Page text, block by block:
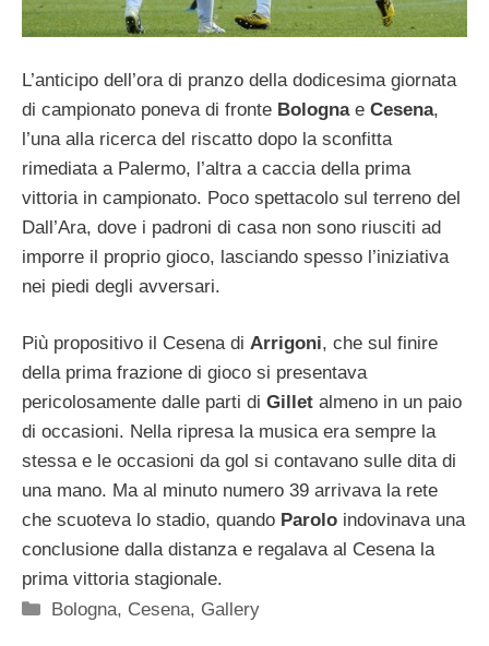
L’anticipo dell’ora di pranzo della dodicesima giornata
di campionato poneva di fronte Bolognae Cesena,
l’una alla ricerca del riscatto dopo la sconfitta
rimediata a Palermo, l’altra a caccia della prima
vittoria in campionato. Poco spettacolo sul terreno del
Dall’Ara, dove i padroni di casa non sono riusciti ad
imporre il proprio gioco, lasciando spesso l’iniziativa
nei piedi degli avversari.
Più propositivo il Cesena di Arrigoni, che sul finire
della prima frazione di gioco si presentava
pericolosamente dalle parti di Gillet almeno in un paio
di occasioni. Nella ripresa la musica era sempre la
stessa e le occasioni da gol si contavano sulle dita di
una mano. Ma al minuto numero 39 arrivava la rete
che scuoteva lo stadio, quando Parolo indovinava una
conclusione dalla distanza e regalava al Cesena la
prima vittoria stagionale.
Categorie
Bologna, Cesena, Gallery